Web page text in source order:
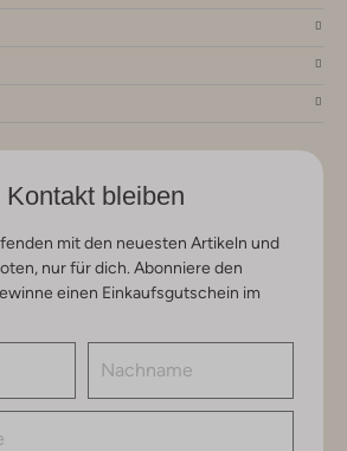
bleiben
mit den neuesten Artikeln und
nur für dich. Abonniere den
einen Einkaufsgutschein im